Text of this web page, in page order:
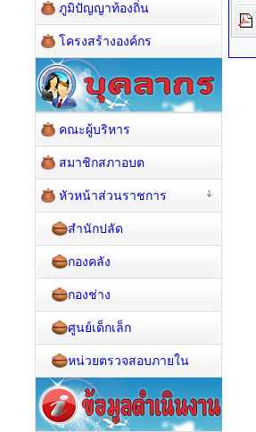
ภูมิปัญญาท้องถิ่น
โครงสร้างองค์กร
คณะผู้บริหาร
สมาชิกสภาอบต
หัวหน้าส่วนราชการ
สำนักปลัด
กองคลัง
กองช่าง
ศูนย์เด็กเล็ก
หน่วยตรวจสอบภายใน